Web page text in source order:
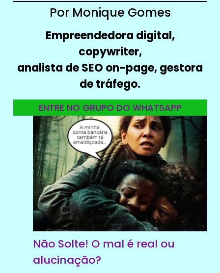
Por Monique Gomes
Empreendedora digital,
copywriter,
analista de SEO on-page, gestora
de tráfego.
ENTRE NO GRUPO DO WHATSAPP
Não Solte! O mal é real ou
alucinação?